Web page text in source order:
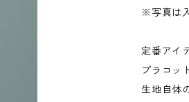
※写真は
定番アイ
プラコッ
生地自体